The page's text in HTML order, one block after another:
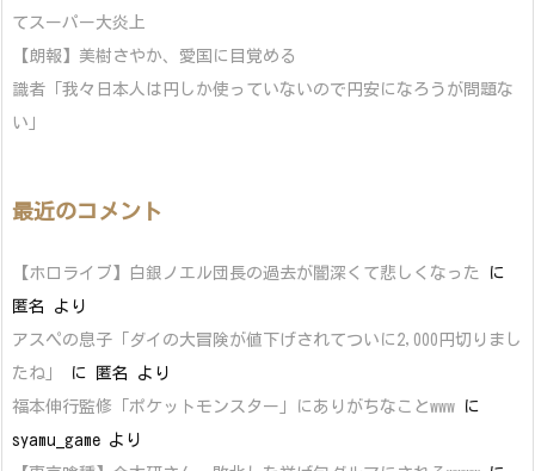
てスーパー大炎上
【朗報】美樹さやか、愛国に目覚める
識者「我々日本人は円しか使っていないので円安になろうが問題な
い」
最近のコメント
【ホロライブ】白銀ノエル団長の過去が闇深くて悲しくなった
に
匿名
より
アスペの息子「ダイの大冒険が値下げされてついに2,000円切りまし
たね」
に 匿名
より
福本伸行監修「ポケットモンスター」にありがちなことwww に
syamu_game より